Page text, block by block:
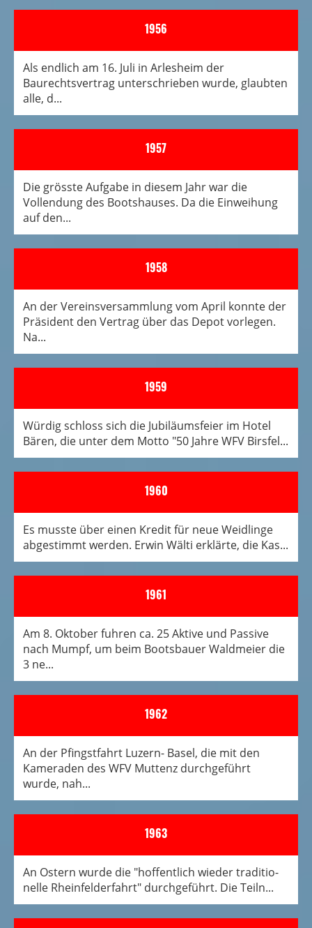
1956
Als endlich am 16. Juli in Arlesheim der
Baurechtsvertrag unterschrieben wurde, glaubten
alle, d...
1957
Die grösste Aufgabe in diesem Jahr war die
Vollendung des Bootshauses. Da die Einweihung
auf den...
1958
An der Vereinsversammlung vom April konnte der
Präsident den Vertrag über das Depot vorlegen.
Na...
1959
Würdig schloss sich die Jubiläumsfeier im Hotel
Bären, die unter dem Motto "50 Jahre WFV Birsfel...
1960
Es musste über einen Kredit für neue Weidlinge
abge­stimmt werden. Erwin Wälti erklärte, die Kas...
1961
Am 8. Oktober fuhren ca. 25 Aktive und Passive
nach Mumpf, um beim Bootsbauer Waldmeier die
3 ne...
1962
An der Pfingstfahrt Luzern- Basel, die mit den
Kameraden des WFV Muttenz durchgeführt
wurde, nah...
1963
An Ostern wurde die "hoffentlich wieder traditio­
nelle Rheinfelderfahrt" durchgeführt. Die Teiln...